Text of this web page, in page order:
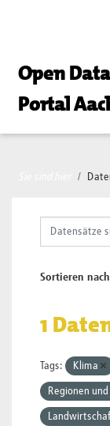
Open Data
Portal
Sortieren nach
1
Tags: Klima
Regionen